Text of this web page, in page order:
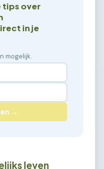
tips over
in je
mogelijk.
→
leven